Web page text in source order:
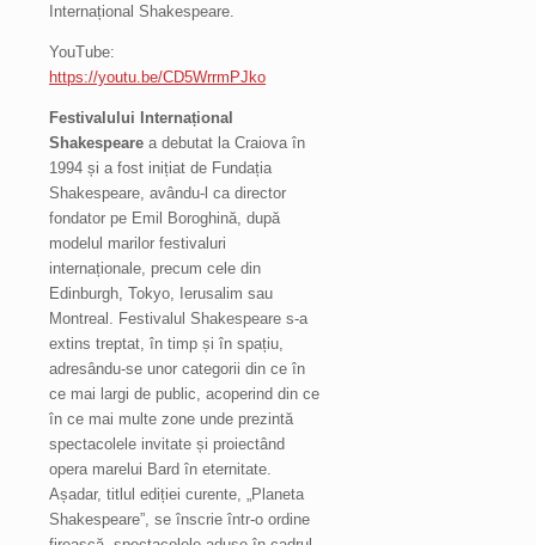
Internațional Shakespeare.
YouTube:
https://youtu.be/CD5WrrmPJko
Festivalului Internațional
Shakespeare a debutat la Craiova în
1994 și a fost inițiat de Fundația
Shakespeare, avându-l ca director
fondator pe Emil Boroghină, după
modelul marilor festivaluri
internaționale, precum cele din
Edinburgh, Tokyo, Ierusalim sau
Montreal. Festivalul Shakespeare s-a
extins treptat, în timp și în spațiu,
adresându-se unor categorii din ce în
ce mai largi de public, acoperind din ce
în ce mai multe zone unde prezintă
spectacolele invitate și proiectând
opera marelui Bard în eternitate.
Așadar, titlul ediției curente, „Planeta
Shakespeare”, se înscrie într-o ordine